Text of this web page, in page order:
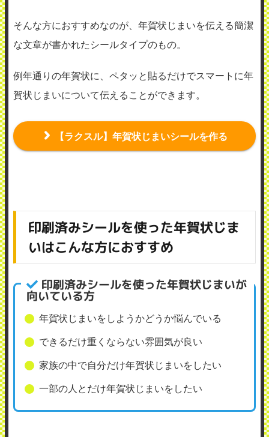
そんな方におすすめなのが、年賀状じまいを伝える簡潔
な文章が書かれたシールタイプのもの。
例年通りの年賀状に、ペタッと貼るだけでスマートに年
賀状じまいについて伝えることができます。
【ラクスル】年賀状じまいシールを作る
印刷済みシールを使った年賀状じま
いはこんな方におすすめ
印刷済みシールを使った年賀状じまいが
向いている方
年賀状じまいをしようかどうか悩んでいる
できるだけ重くならない雰囲気が良い
家族の中で自分だけ年賀状じまいをしたい
一部の人とだけ年賀状じまいをしたい